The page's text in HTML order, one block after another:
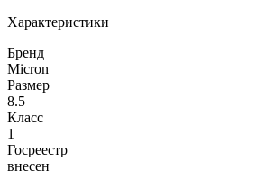
Характеристики
Бренд
Micron
Размер
8.5
Класс
1
Госреестр
внесен